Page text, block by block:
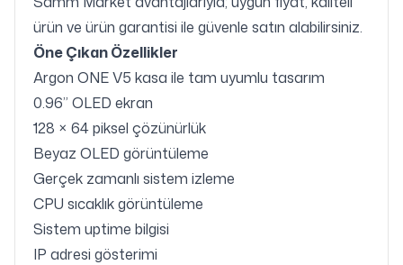
ürün ve ürün garantisi ile güvenle satın alabilirsiniz.
Öne Çıkan Özellikler
Argon ONE V5 kasa ile tam uyumlu tasarım
0.96” OLED ekran
128 × 64 piksel çözünürlük
Beyaz OLED görüntüleme
Gerçek zamanlı sistem izleme
CPU sıcaklık görüntüleme
Sistem uptime bilgisi
IP adresi gösterimi